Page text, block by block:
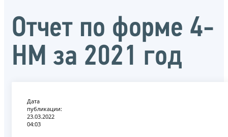
Отчет по форме 4-
НМ за 2021 год
Дата
публикации:
23.03.2022
04:03